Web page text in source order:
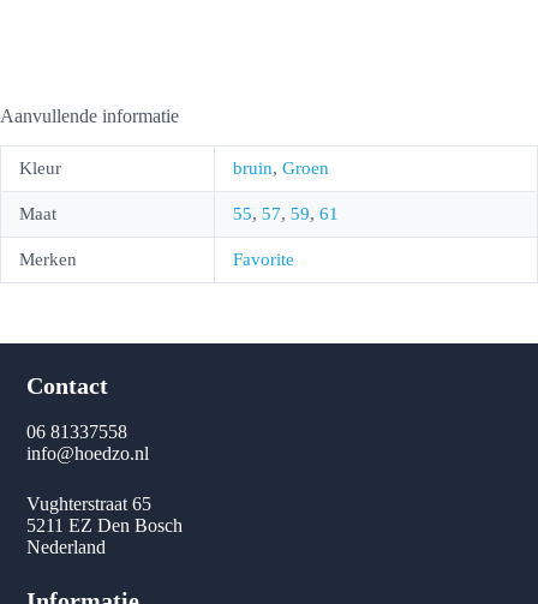
Aanvullende informatie
Kleur bruin, Groen
Maat 55, 57, 59, 61
Merken Favorite
Contact
06 81337558
info@hoedzo.nl
Vughterstraat 65
5211 EZ Den Bosch
Nederland